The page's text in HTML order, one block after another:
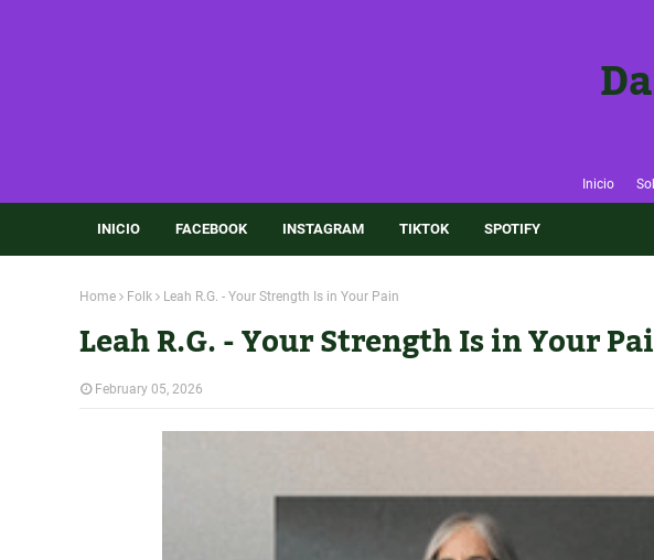
Inicio
INICIO FACEBOOK INSTAGRAM TIKTOK SPOTIFY
Home Folk Leah R.G. - Your Strength Is in Your Pain
Leah R.G. - Your Strength Is in Your
February 05, 2026
🎶